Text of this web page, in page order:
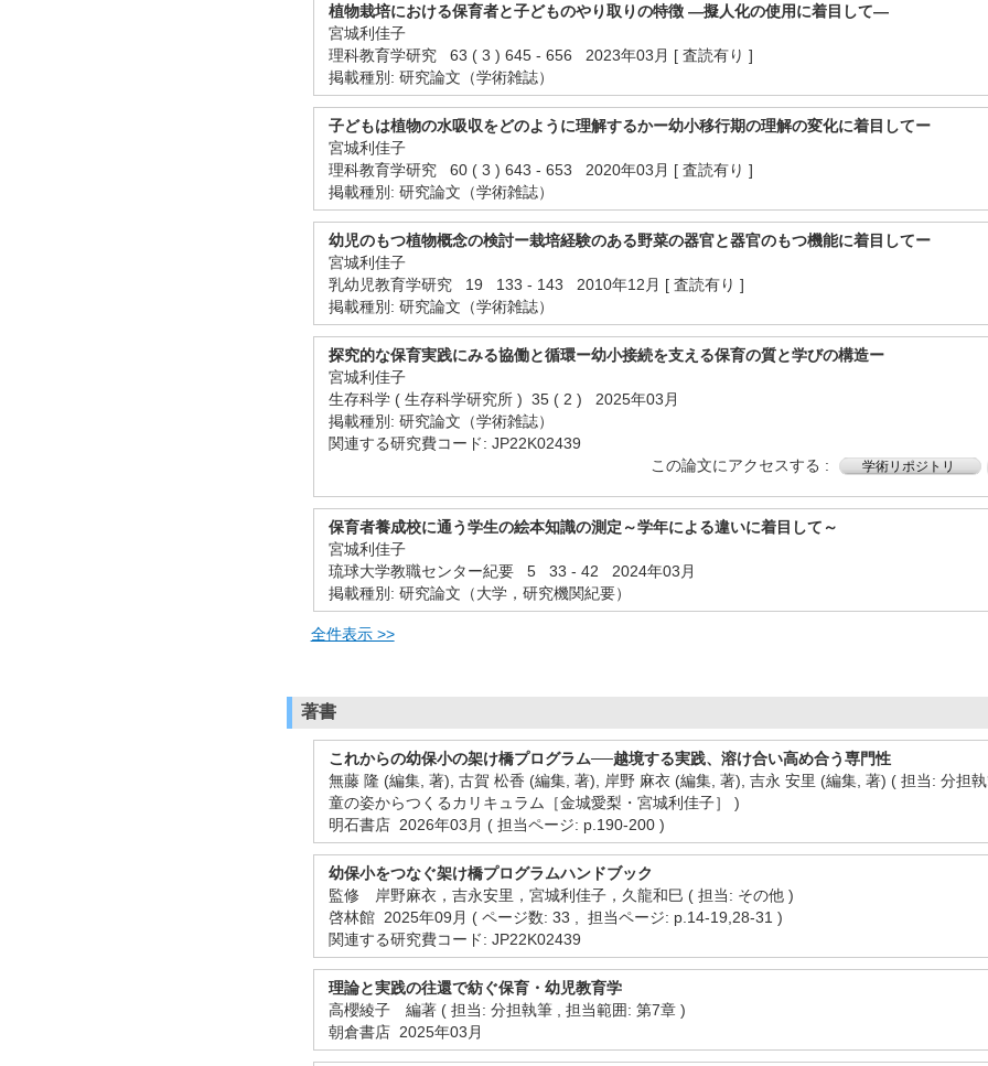
植物栽培における保育者と子どものやり取りの特徴 —擬人化の使用に着目して—
宮城利佳子
理科教育学研究 63 ( 3 ) 645 - 656 2023年03月 [ 査読有り ]
掲載種別: 研究論文（学術雑誌）
子どもは植物の水吸収をどのように理解するかー幼小移行期の理解の変化に着目してー
宮城利佳子
理科教育学研究 60 ( 3 ) 643 - 653 2020年03月 [ 査読有り ]
掲載種別: 研究論文（学術雑誌）
幼児のもつ植物概念の検討ー栽培経験のある野菜の器官と器官のもつ機能に着目してー
宮城利佳子
乳幼児教育学研究 19 133 - 143 2010年12月 [ 査読有り ]
掲載種別: 研究論文（学術雑誌）
探究的な保育実践にみる協働と循環ー幼小接続を支える保育の質と学びの構造ー
宮城利佳子
生存科学 ( 生存科学研究所 ) 35 ( 2 ) 2025年03月
掲載種別: 研究論文（学術雑誌）
関連する研究費コード: JP22K02439
この論文にアクセスする
学術リポジトリ
保育者養成校に通う学生の絵本知識の測定～学年による違いに着目して～
宮城利佳子
琉球大学教職センター紀要 5 33 - 42 2024年03月
掲載種別: 研究論文（大学，研究機関紀要）
全件表示 >>
著書
これからの幼保小の架け橋プログラム──越境する実践、溶け合い高め合う専門性
無藤 隆 (編集, 著), 古賀 松香 (編集, 著), 岸野 麻衣 (編集, 著), 吉永 安里 (編集, 著) ( 担当: 分
童の姿からつくるカリキュラム［金城愛梨・宮城利佳子］ )
明石書店 2026年03月 ( 担当ページ: p.190-200 )
幼保小をつなぐ架け橋プログラムハンドブック
監修 岸野麻衣，吉永安里，宮城利佳子，久龍和巳 ( 担当: その他 )
啓林館 2025年09月 ( ページ数: 33 , 担当ページ: p.14-19,28-31 )
関連する研究費コード: JP22K02439
理論と実践の往還で紡ぐ保育・幼児教育学
高櫻綾子 編著 ( 担当: 分担執筆 , 担当範囲: 第7章 )
朝倉書店 2025年03月